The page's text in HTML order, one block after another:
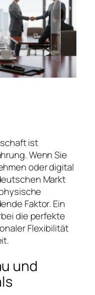
ist
Wenn Sie
oder digital
Markt
Faktor. Ein
die perfekte
Flexibilität
und